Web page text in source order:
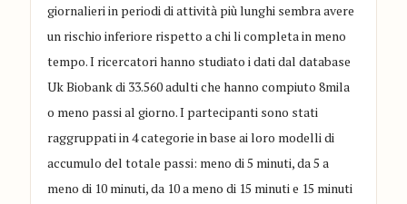
giornalieri in periodi di attività più lunghi sembra avere
un rischio inferiore rispetto a chi li completa in meno
tempo. I ricercatori hanno studiato i dati dal database
Uk Biobank di 33.560 adulti che hanno compiuto 8mila
o meno passi al giorno. I partecipanti sono stati
raggruppati in 4 categorie in base ai loro modelli di
accumulo del totale passi: meno di 5 minuti, da 5 a
meno di 10 minuti, da 10 a meno di 15 minuti e 15 minuti